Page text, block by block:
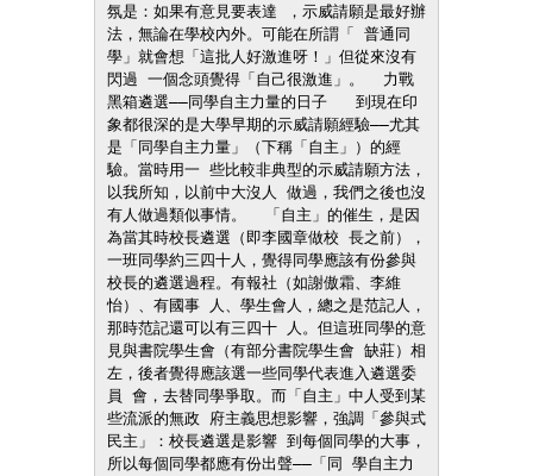
氛是：如果有意見要表達 ，示威請願是最好辦
法，無論在學校內外。可能在所謂「 普通同
學」就會想「這批人好激進呀！」但從來沒有
閃過 一個念頭覺得「自己很激進」。  力戰
黑箱遴選——同學自主力量的日子   到現在印
象都很深的是大學早期的示威請願經驗——尤其
是「同學自主力量」（下稱「自主」）的經
驗。當時用一 些比較非典型的示威請願方法，
以我所知，以前中大沒人 做過，我們之後也沒
有人做過類似事情。  「自主」的催生，是因
為當其時校長遴選（即李國章做校 長之前），
一班同學約三四十人，覺得同學應該有份參與
校長的遴選過程。有報社（如謝傲霜、李維
怡）、有國事 人、學生會人，總之是范記人，
那時范記還可以有三四十 人。但這班同學的意
見與書院學生會（有部分書院學生會 缺莊）相
左，後者覺得應該選一些同學代表進入遴選委
員 會，去替同學爭取。而「自主」中人受到某
些流派的無政 府主義思想影響，強調「參與式
民主」：校長遴選是影響 到每個同學的大事，
所以每個同學都應有份出聲——「同 學自主力